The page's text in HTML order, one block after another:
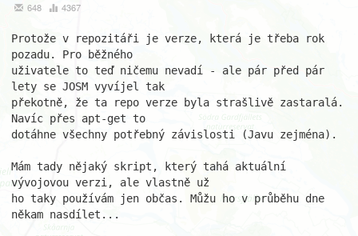
648 4367
Protože v repozitáři je verze, která je třeba rok
pozadu. Pro běžného
uživatele to teď ničemu nevadí - ale pár před pár
lety se JOSM vyvíjel tak
překotně, že ta repo verze byla strašlivě zastaralá.
Navíc přes apt-get to
dotáhne všechny potřebný závislosti (Javu zejména).
Mám tady nějaký skript, který tahá aktuální
vývojovou verzi, ale vlastně už
ho taky používám jen občas. Můžu ho v průběhu dne
někam nasdílet...